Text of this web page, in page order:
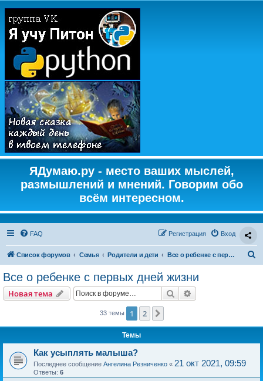
ЯДумаю.ру - место ваших мыслей,
размышлений и мнений. Говорим обо
всём интересном.
FAQ Вход
Регистрация
Список форумов Семья Родители и дети Все о ребенке с первых дней жизни
Все о ребенке с первых дней жизни
Новая тема Поиск
33 темы 1 2
Темы
Как усыплять малыша?
Последнее сообщение Ангелина Резниченко « 21 окт 2021, 09:59
Ответы: 6